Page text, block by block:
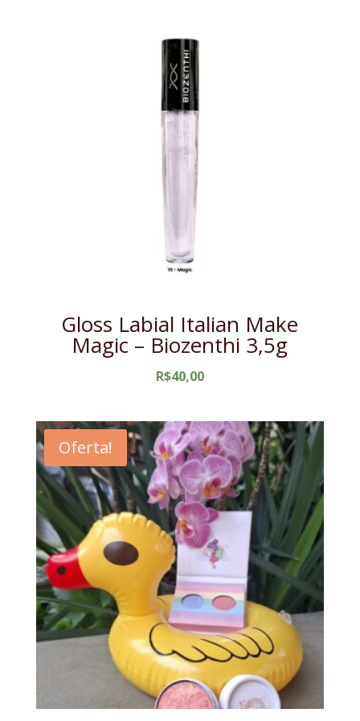
Gloss Labial Italian Make
Magic – Biozenthi 3,5g
R$40,00
Oferta!